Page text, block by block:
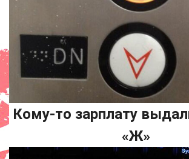
Кому-то зарплату
«Ж»